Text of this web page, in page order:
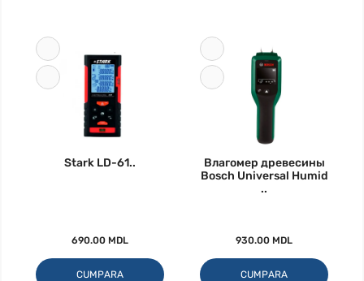
Stark LD-61..
690.00 MDL
CUMPARA
Влагомер древесины
Bosch Universal Humid
..
930.00 MDL
CUMPARA